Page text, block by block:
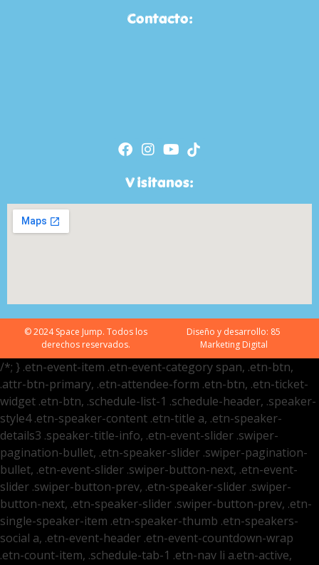
Contacto:
Visitanos:
© 2024 Space Jump. Todos los
derechos reservados.
Diseño y desarrollo: 85
Marketing Digital
/*; } .etn-event-item .etn-event-category span, .etn-btn,
.attr-btn-primary, .etn-attendee-form .etn-btn, .etn-ticket-
widget .etn-btn, .schedule-list-1 .schedule-header, .speaker-
style4 .etn-speaker-content .etn-title a, .etn-speaker-
details3 .speaker-title-info, .etn-event-slider .swiper-
pagination-bullet, .etn-speaker-slider .swiper-pagination-
bullet, .etn-event-slider .swiper-button-next, .etn-event-
slider .swiper-button-prev, .etn-speaker-slider .swiper-
button-next, .etn-speaker-slider .swiper-button-prev, .etn-
single-speaker-item .etn-speaker-thumb .etn-speakers-
social a, .etn-event-header .etn-event-countdown-wrap
.etn-count-item, .schedule-tab-1 .etn-nav li a.etn-active,